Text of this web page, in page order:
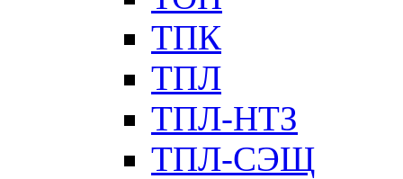
ТПК
ТПЛ
ТПЛ-НТЗ
ТПЛ-СЭЩ